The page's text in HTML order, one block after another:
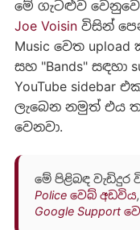
මේ ගැටළුව
Joe Voisinවිසින්
Music වෙත
සහ "Bands" සඳහා
YouTube sidebar
ලැබෙන නමුත් එය
වෙනවා.
මේ පිළිබඳ වැඩිදුර
Police වෙබ් අඩවිය,
Google Support